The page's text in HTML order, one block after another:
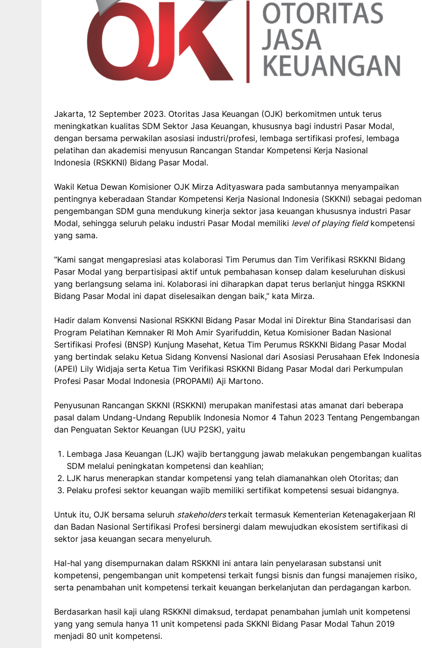
Jakarta, 12 September 2023. Otoritas Jasa Keuangan (OJK) berkomitmen untuk terus
meningkatkan kualitas SDM Sektor Jasa Keuangan, khususnya bagi industri Pasar Modal,
dengan bersama perwakilan asosiasi industri/profesi, lembaga sertifikasi profesi, lembaga
pelatihan dan akademisi menyusun Rancangan Standar Kompetensi Kerja Nasional
Indonesia (RSKKNI) Bidang Pasar Modal.
Wakil Ketua Dewan Komisioner OJK Mirza Adityaswara pada sambutannya menyampaikan
pentingnya keberadaan Standar Kompetensi Kerja Nasional Indonesia (SKKNI) sebagai pedoman
pengembangan SDM guna mendukung kinerja sektor jasa keuangan khususnya industri Pasar
Modal, sehingga seluruh pelaku industri Pasar Modal memiliki level of playing fieldkompetensi
yang sama.
“Kami sangat mengapresiasi atas kolaborasi Tim Perumus dan Tim Verifikasi RSKKNI Bidang
Pasar Modal yang berpartisipasi aktif untuk pembahasan konsep dalam keseluruhan diskusi
yang berlangsung selama ini. Kolaborasi ini diharapkan dapat terus berlanjut hingga RSKKNI
Bidang Pasar Modal ini dapat diselesaikan dengan baik,” kata Mirza.
Hadir dalam Konvensi Nasional RSKKNI Bidang Pasar Modal ini Direktur Bina Standarisasi dan
Program Pelatihan Kemnaker RI Moh Amir Syarifuddin, Ketua Komisioner Badan Nasional
Sertifikasi Profesi (BNSP) Kunjung Masehat, Ketua Tim Perumus RSKKNI Bidang Pasar Modal
yang bertindak selaku Ketua Sidang Konvensi Nasional dari Asosiasi Perusahaan Efek Indonesia
(APEI) Lily Widjaja serta Ketua Tim Verifikasi RSKKNI Bidang Pasar Modal dari Perkumpulan
Profesi Pasar Modal Indonesia (PROPAMI) Aji Martono.
Penyusunan Rancangan SKKNI (RSKKNI) merupakan manifestasi atas amanat dari beberapa
pasal dalam Undang-Undang Republik Indonesia Nomor 4 Tahun 2023 Tentang Pengembangan
dan Penguatan Sektor Keuangan (UU P2SK), yaitu
Lembaga Jasa Keuangan (LJK) wajib bertanggung jawab melakukan pengembangan kualitas
SDM melalui peningkatan kompetensi dan keahlian;
LJK harus menerapkan standar kompetensi yang telah diamanahkan oleh Otoritas; dan
Pelaku profesi sektor keuangan wajib memiliki sertifikat kompetensi sesuai bidangnya.
Untuk itu, OJK bersama seluruh stakeholdersterkait termasuk Kementerian Ketenagakerjaan RI
dan Badan Nasional Sertifikasi Profesi bersinergi dalam mewujudkan ekosistem sertifikasi di
sektor jasa keuangan secara menyeluruh.
Hal-hal yang disempurnakan dalam RSKKNI ini antara lain penyelarasan substansi unit
kompetensi, pengembangan unit kompetensi terkait fungsi bisnis dan fungsi manajemen risiko,
serta penambahan unit kompetensi terkait keuangan berkelanjutan dan perdagangan karbon.
Berdasarkan hasil kaji ulang RSKKNI dimaksud, terdapat penambahan jumlah unit kompetensi
yang yang semula hanya 11 unit kompetensi pada SKKNI Bidang Pasar Modal Tahun 2019
menjadi 80 unit kompetensi.